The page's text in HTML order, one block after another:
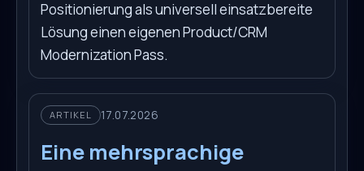
Positionierung als universell einsatzbereite
Lösung einen eigenen Product/CRM
Modernization Pass.
ARTIKEL 17.07.2026
Eine mehrsprachige